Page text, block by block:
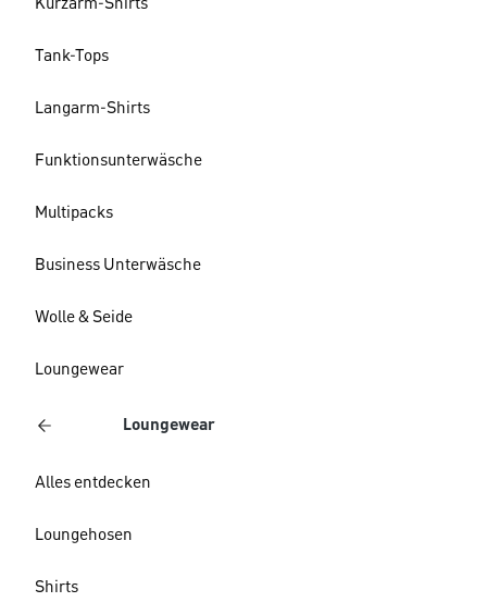
Kurzarm-Shirts
Tank-Tops
Langarm-Shirts
Funktionsunterwäsche
Multipacks
Business Unterwäsche
Wolle & Seide
Loungewear
Loungewear
Alles entdecken
Loungehosen
Shirts